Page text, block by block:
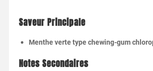
Saveur Principale
Menthevertetypechewing-gum
Notes Secondaires